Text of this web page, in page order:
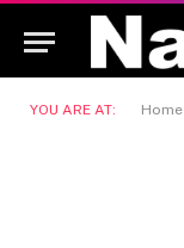
YOU ARE AT: Home